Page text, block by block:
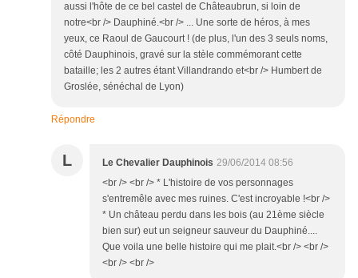
aussi l'hôte de ce bel castel de Châteaubrun, si loin de
notre<br /> Dauphiné.<br /> ... Une sorte de héros, à mes
yeux, ce Raoul de Gaucourt ! (de plus, l'un des 3 seuls noms,
côté Dauphinois, gravé sur la stèle commémorant cette
bataille; les 2 autres étant Villandrando et<br /> Humbert de
Groslée, sénéchal de Lyon)
Répondre
L Le Chevalier Dauphinois 29/06/2014 08:56
<br /> <br /> * L'histoire de vos personnages
s'entremêle avec mes ruines. C'est incroyable !<br />
* Un château perdu dans les bois (au 21ème siècle
bien sur) eut un seigneur sauveur du Dauphiné....
Que voila une belle histoire qui me plait.<br /> <br />
<br /> <br />